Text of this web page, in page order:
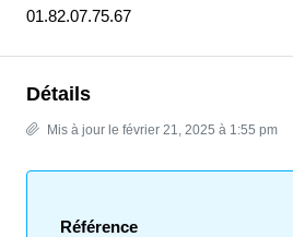
01.82.07.75.67
Détails
Mis à jour le février 21, 2025 à 1:55 pm
Référence